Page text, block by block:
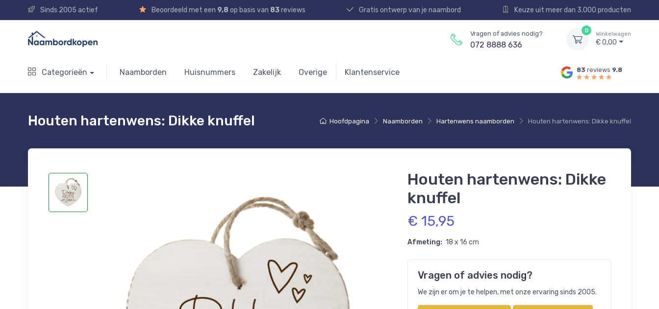
Sinds 2005 actief Beoordeeld met een 9,8 op basis van 83reviews Gratis ontwerp van je naambord Keuze uit meer dan 3.000 producten
Vragen of advies nodig?
072 8888 636
0
Winkelwagen
€ 0,00
Categorieën Naamborden Huisnummers Zakelijk Overige Klantenservice 83 reviews 9.8
Hoofdpagina Naamborden Hartenwens naamborden Houten hartenwens: Dikke knuffel
Houten hartenwens: Dikke knuffel
Houten hartenwens: Dikke
knuffel
€ 15,95
Afmeting: 18 x 16 cm
Vragen of advies nodig?
We zijn er om je te helpen, met onze ervaring sinds 2005.